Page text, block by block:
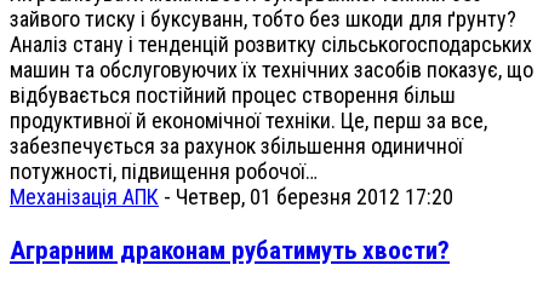
зайвого тиску і буксуванн, тобто без шкоди для ґрунту?
Аналіз стану і тенденцій розвитку сільськогосподарських
машин та обслуговуючих їх технічних засобів показує, що
відбувається постійний процес створення більш
продуктивної й економічної техніки. Це, перш за все,
забезпечується за рахунок збільшення одиничної
потужності, підвищення робочої…
Механізація АПК - Четвер, 01 березня 2012 17:20
Аграрним драконам рубатимуть хвости?